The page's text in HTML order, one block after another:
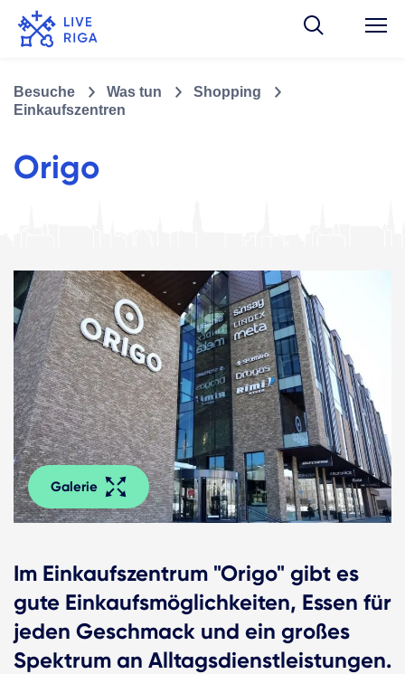
Besuche Was tun
Shopping
Einkaufszentren
Origo
Galerie
Im Einkaufszentrum "Origo" gibt es
gute Einkaufsmöglichkeiten, Essen für
jeden Geschmack und ein großes
Spektrum an Alltagsdienstleistungen.